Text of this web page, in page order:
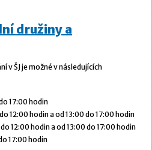
družiny a
v ŠJ je možné v následujících
17:00 hodin
hodin a od 13:00 do 17:00 hodin
hodin a od 13:00 do 17:00 hodin
17:00 hodin